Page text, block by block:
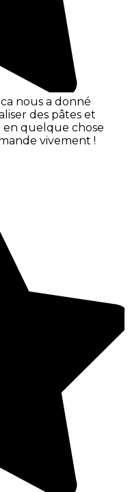
nous a donné
des pâtes et
quelque chose
vivement !